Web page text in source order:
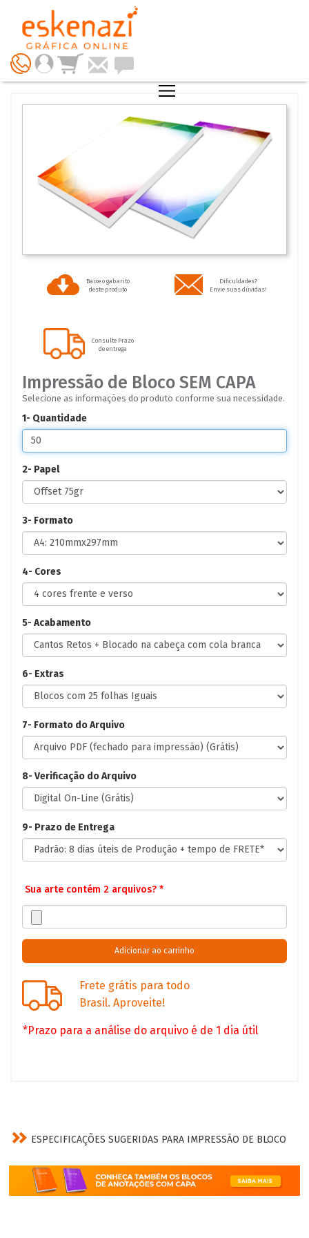
Baixe o gabarito
deste produto
Dificuldades?
Envie suas dúvidas!
Consulte Prazo
de entrega
Impressão de Bloco SEM CAPA
Selecione as informações do produto conforme sua necessidade.
1- Quantidade
2- Papel
3- Formato
4- Cores
5- Acabamento
6- Extras
7- Formato do Arquivo
8- Verificação do Arquivo
9- Prazo de Entrega
Sua arte contém 2 arquivos? *
Frete grátis para todo
Brasil. Aproveite!
*Prazo para a análise do arquivo é de 1 dia útil
ESPECIFICAÇÕES SUGERIDAS PARA IMPRESSÃO DE BLOCO